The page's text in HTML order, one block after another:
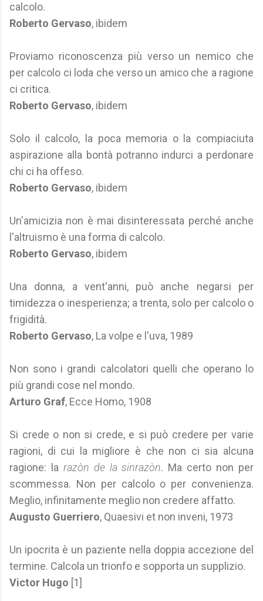
calcolo.
Roberto Gervaso, ibidem
Proviamo riconoscenza più verso un nemico che
per calcolo ci loda che verso un amico che a ragione
ci critica.
Roberto Gervaso, ibidem
Solo il calcolo, la poca memoria o la compiaciuta
aspirazione alla bontà potranno indurci a perdonare
chi ci ha offeso.
Roberto Gervaso, ibidem
Un'amicizia non è mai disinteressata perché anche
l'altruismo è una forma di calcolo.
Roberto Gervaso, ibidem
Una donna, a vent'anni, può anche negarsi per
timidezza o inesperienza; a trenta, solo per calcolo o
frigidità.
Roberto Gervaso, La volpe e l'uva, 1989
Non sono i grandi calcolatori quelli che operano lo
più grandi cose nel mondo.
Arturo Graf, Ecce Homo, 1908
Si crede o non si crede, e si può credere per varie
ragioni, di cui la migliore è che non ci sia alcuna
ragione: la razòn de la sinrazòn. Ma certo non per
scommessa. Non per calcolo o per convenienza.
Meglio, infinitamente meglio non credere affatto.
Augusto Guerriero, Quaesivi et non inveni, 1973
Un ipocrita è un paziente nella doppia accezione del
termine. Calcola un trionfo e sopporta un supplizio.
Victor Hugo [1]